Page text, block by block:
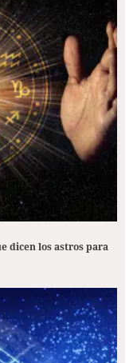
dicen los astros para